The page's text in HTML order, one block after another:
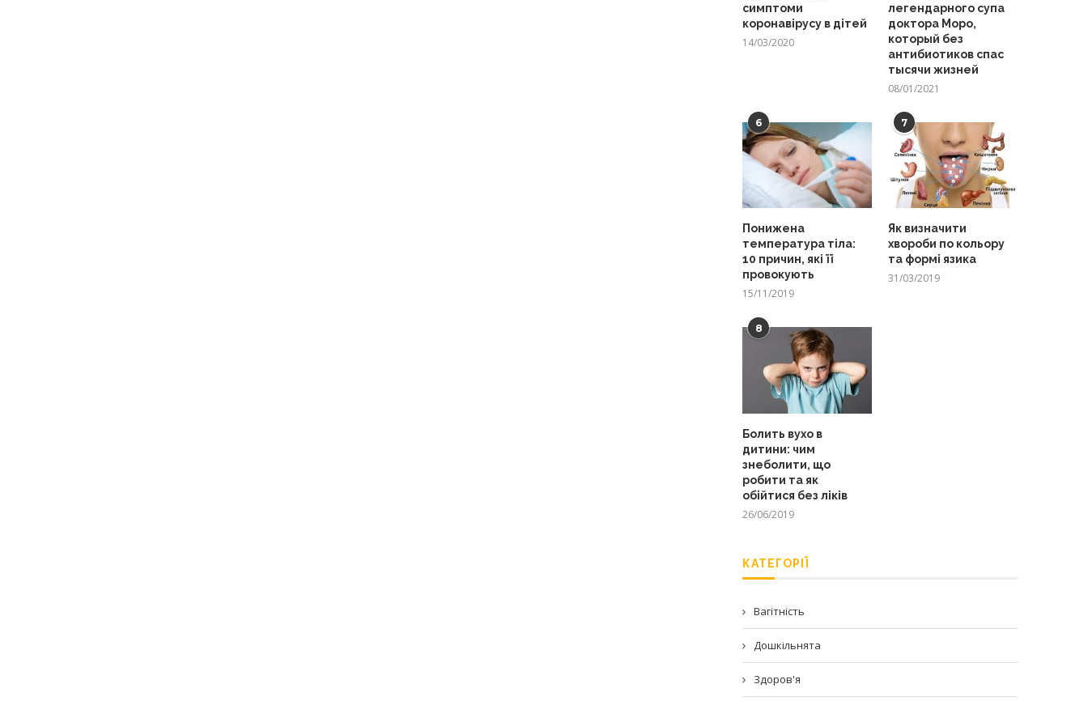
симптоми
коронавірусу в дітей
14/03/2020
легендарного супа
доктора Моро,
который без
антибиотиков спас
тысячи жизней
08/01/2021
6
Понижена
температура тіла:
10 причин, які її
провокують
15/11/2019
7
Як визначити
хвороби по кольору
та формі язика
31/03/2019
8
Болить вухо в
дитини: чим
знеболити, що
робити та як
обійтися без ліків
26/06/2019
КАТЕГОРІЇ
Вагітність
Дошкільнята
Здоров'я